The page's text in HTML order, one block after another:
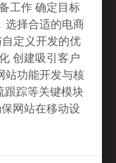
工作 确定目标
选择合适的电商
定义开发的优
创建吸引客户
站功能开发与核
跟踪等关键模块
网站在移动设